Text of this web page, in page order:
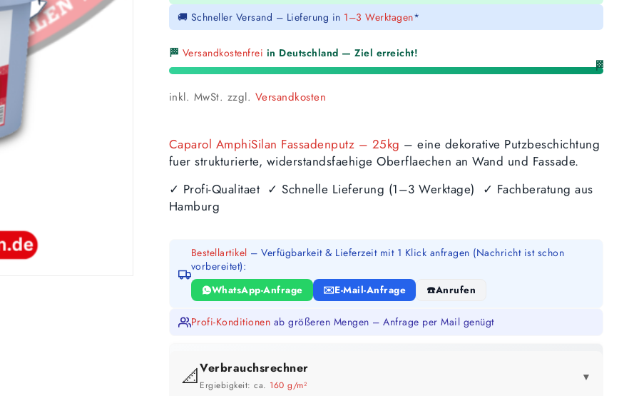
🚚 Schneller Versand – Lieferung in 1–3 Werktagen*
🏁 Versandkostenfrei in Deutschland — Ziel erreicht!
🏁
inkl. MwSt. zzgl. Versandkosten
Caparol AmphiSilan Fassadenputz – 25kg – eine dekorative Putzbeschichtung
fuer strukturierte, widerstandsfaehige Oberflaechen an Wand und Fassade.
✓ Profi-Qualitaet ✓ Schnelle Lieferung (1–3 Werktage) ✓ Fachberatung aus
Hamburg
Bestellartikel – Verfügbarkeit & Lieferzeit mit 1 Klick anfragen (Nachricht ist schon
vorbereitet):
WhatsApp-Anfrage E-Mail-Anfrage Anrufen
Profi-Konditionen ab größeren Mengen – Anfrage per Mail genügt
📐Verbrauchsrechner
Ergiebigkeit: ca. 160 g/m²
▼